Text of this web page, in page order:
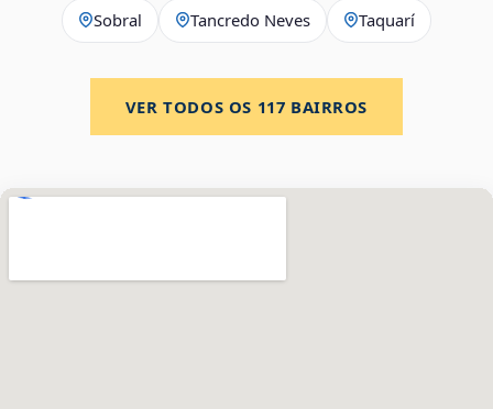
Sobral Tancredo Neves Taquarí
VER TODOS OS 117 BAIRROS